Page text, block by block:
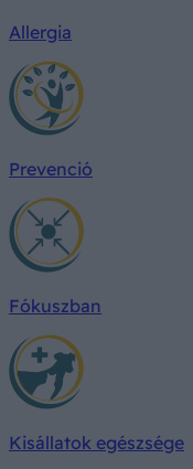
Allergia
Prevenció
Fókuszban
Kisállatok egészsége